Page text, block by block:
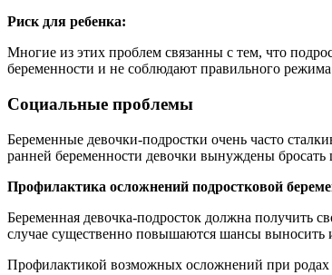
Риск для ребенка:
Многие из этих проблем связанны с тем, что
беременности и не соблюдают правильного
Социальные проблемы
Беременные девочки-подростки очень часто
ранней беременности девочки вынуждены
Профилактика осложнений подростковой
Беременная девочка-подросток должна получить
случае существенно повышаются шансы выносить
Профилактикой возможных осложнений при родах